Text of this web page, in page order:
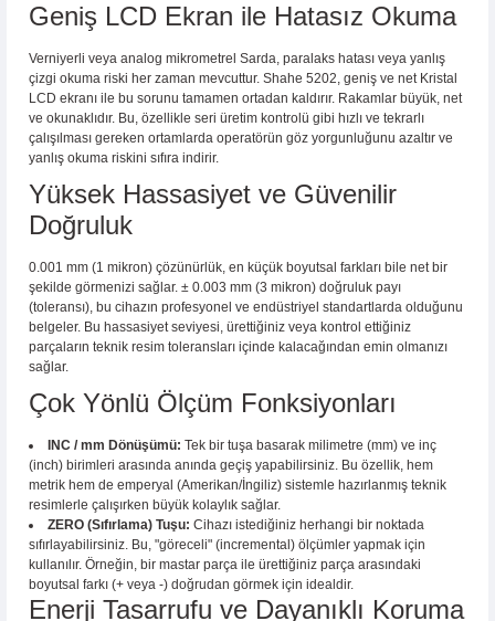
Geniş LCD Ekran ile Hatasız Okuma
Verniyerli veya analog mikrometrel Sarda, paralaks hatası veya yanlış
çizgi okuma riski her zaman mevcuttur. Shahe 5202, geniş ve net Kristal
LCD ekranı ile bu sorunu tamamen ortadan kaldırır. Rakamlar büyük, net
ve okunaklıdır. Bu, özellikle seri üretim kontrolü gibi hızlı ve tekrarlı
çalışılması gereken ortamlarda operatörün göz yorgunluğunu azaltır ve
yanlış okuma riskini sıfıra indirir.
Yüksek Hassasiyet ve Güvenilir
Doğruluk
0.001 mm (1 mikron) çözünürlük, en küçük boyutsal farkları bile net bir
şekilde görmenizi sağlar. ± 0.003 mm (3 mikron) doğruluk payı
(toleransı), bu cihazın profesyonel ve endüstriyel standartlarda olduğunu
belgeler. Bu hassasiyet seviyesi, ürettiğiniz veya kontrol ettiğiniz
parçaların teknik resim toleransları içinde kalacağından emin olmanızı
sağlar.
Çok Yönlü Ölçüm Fonksiyonları
INC / mm Dönüşümü: Tek bir tuşa basarak milimetre (mm) ve inç
(inch) birimleri arasında anında geçiş yapabilirsiniz. Bu özellik, hem
metrik hem de emperyal (Amerikan/İngiliz) sistemle hazırlanmış teknik
resimlerle çalışırken büyük kolaylık sağlar.
ZERO (Sıfırlama) Tuşu: Cihazı istediğiniz herhangi bir noktada
sıfırlayabilirsiniz. Bu, "göreceli" (incremental) ölçümler yapmak için
kullanılır. Örneğin, bir mastar parça ile ürettiğiniz parça arasındaki
boyutsal farkı (+ veya -) doğrudan görmek için idealdir.
Enerji Tasarrufu ve Dayanıklı Koruma